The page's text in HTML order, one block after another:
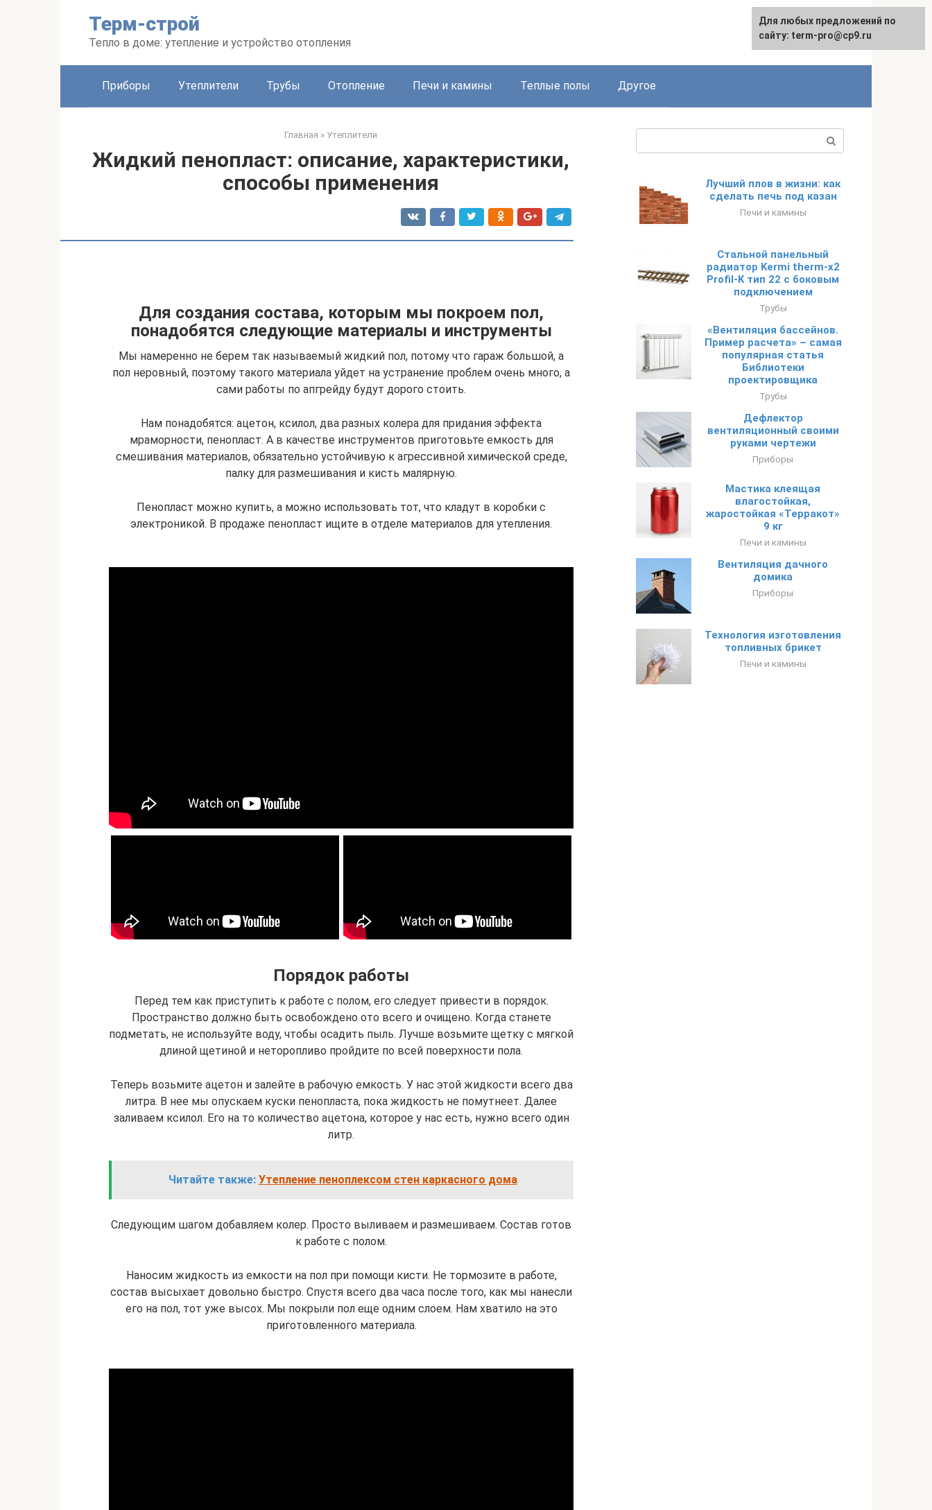
Терм-строй
Тепло в доме: утепление и устройство отопления
English
Приборы Утеплители Трубы Отопление Печи и камины Теплые полы Другое
Главная » Утеплители
Жидкий пенопласт: описание, характеристики,
способы применения
Для создания состава, которым мы покроем пол,
понадобятся следующие материалы и инструменты
Мы намеренно не берем так называемый жидкий пол, потому что гараж большой, а
пол неровный, поэтому такого материала уйдет на устранение проблем очень много, а
сами работы по апгрейду будут дорого стоить.
Нам понадобятся: ацетон, ксилол, два разных колера для придания эффекта
мраморности, пенопласт. А в качестве инструментов приготовьте емкость для
смешивания материалов, обязательно устойчивую к агрессивной химической среде,
палку для размешивания и кисть малярную.
Пенопласт можно купить, а можно использовать тот, что кладут в коробки с
электроникой. В продаже пенопласт ищите в отделе материалов для утепления.
Порядок работы
Перед тем как приступить к работе с полом, его следует привести в порядок.
Пространство должно быть освобождено ото всего и очищено. Когда станете
подметать, не используйте воду, чтобы осадить пыль. Лучше возьмите щетку с мягкой
длиной щетиной и неторопливо пройдите по всей поверхности пола.
Теперь возьмите ацетон и залейте в рабочую емкость. У нас этой жидкости всего два
литра. В нее мы опускаем куски пенопласта, пока жидкость не помутнеет. Далее
заливаем ксилол. Его на то количество ацетона, которое у нас есть, нужно всего один
литр.
Читайте также: Утепление пеноплексом стен каркасного дома
Следующим шагом добавляем колер. Просто выливаем и размешиваем. Состав готов
к работе с полом.
Наносим жидкость из емкости на пол при помощи кисти. Не тормозите в работе,
состав высыхает довольно быстро. Спустя всего два часа после того, как мы нанесли
его на пол, тот уже высох. Мы покрыли пол еще одним слоем. Нам хватило на это
приготовленного материала.
Лучший плов в жизни: как
сделать печь под казан
Печи и камины
Стальной панельный
радиатор Kermi therm-x2
Profil-K тип 22 с боковым
подключением
Трубы
«Вентиляция бассейнов.
Пример расчета» – самая
популярная статья
Библиотеки
проектировщика
Трубы
Дефлектор
вентиляционный своими
руками чертежи
Приборы
Мастика клеящая
влагостойкая,
жаростойкая «Терракот»
9 кг
Печи и камины
Вентиляция дачного
домика
Приборы
Технология изготовления
топливных брикет
Печи и камины
Для любых предложений по
сайту: term-pro@cp9.ru